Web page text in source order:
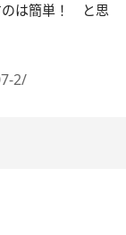
のは簡単！ と思
2/